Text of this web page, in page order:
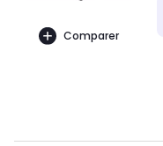
Comparer